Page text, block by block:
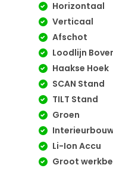
Horizontaal
Verticaal
Afschot
Loodlijn
Haakse Hoek
SCAN Stand
TILT Stand
Groen
Li-Ion Accu
Groot